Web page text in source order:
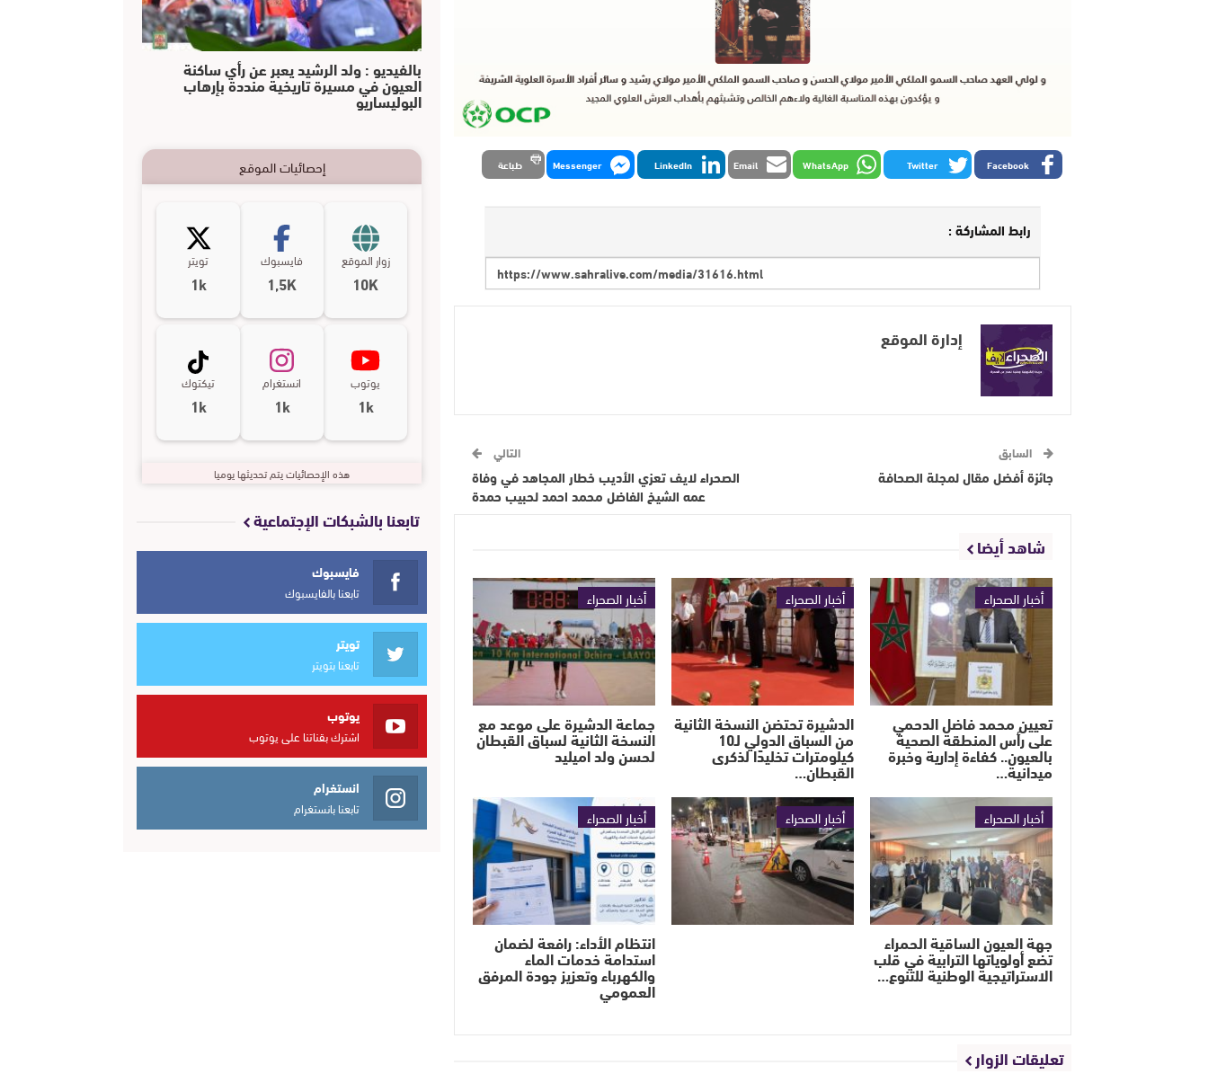
Facebook
Twitter
WhatsApp
Email
LinkedIn
Messenger طباعة
رابط المشاركة :
إدارة الموقع
السابق
جائزة أفضل مقال لمجلة الصحافة
التالي
الصحراء لايف تعزي الأديب خطار المجاهد في وفاة
عمه الشيخ الفاضل محمد احمد لحبيب حمدة
شاهد أيضا
أخبار الصحراء
تعيين محمد فاضل الدحمي
على رأس المنطقة الصحية
بالعيون.. كفاءة إدارية وخبرة
ميدانية…
أخبار الصحراء
الدشيرة تحتضن النسخة الثانية
من السباق الدولي لـ10
كيلومترات تخليدًا لذكرى
القبطان…
أخبار الصحراء
جماعة الدشيرة على موعد مع
النسخة الثانية لسباق القبطان
لحسن ولد اميليد
أخبار الصحراء
جهة العيون الساقية الحمراء
تضع أولوياتها الترابية في قلب
الاستراتيجية الوطنية للتنوع…
أخبار الصحراء أخبار الصحراء
انتظام الأداء: رافعة لضمان
استدامة خدمات الماء
والكهرباء وتعزيز جودة المرفق
العمومي
تعليقات الزوار
بالفيديو : ولد الرشيد يعبر عن رأي ساكنة
العيون في مسيرة تاريخية منددة بإرهاب
البوليساريو
إحصائيات الموقع
زوار الموقع
10K
فايسبوك
1,5K
تويتر
1k
يوتوب
1k
انستغرام
1k
تيكتوك
1k
هذه الإحصائيات يتم تحديثها يوميا
تابعنا بالشبكات الإجتماعية
فايسبوك
تابعنا بالفايسبوك
تويتر
تابعنا بتويتر
يوتوب
اشترك بقناتنا على يوتوب
انستغرام
تابعنا بانستغرام